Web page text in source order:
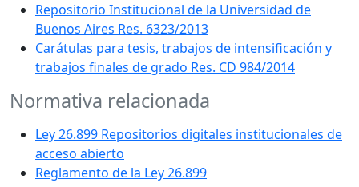
Repositorio Institucional de la Universidad de
Buenos Aires Res. 6323/2013
Carátulas para tesis, trabajos de intensificación y
trabajos finales de grado Res. CD 984/2014
Normativa relacionada
Ley 26.899 Repositorios digitales institucionales de
acceso abierto
Reglamento de la Ley 26.899